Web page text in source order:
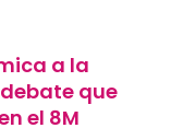
a la
que
el 8M